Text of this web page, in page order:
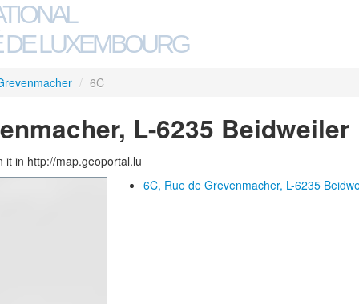
LUXEMBOURG
/ 6C
L-6235 Beidweiler
it in http://map.geoportal.lu
6C, Rue de Grevenmacher, L-6235